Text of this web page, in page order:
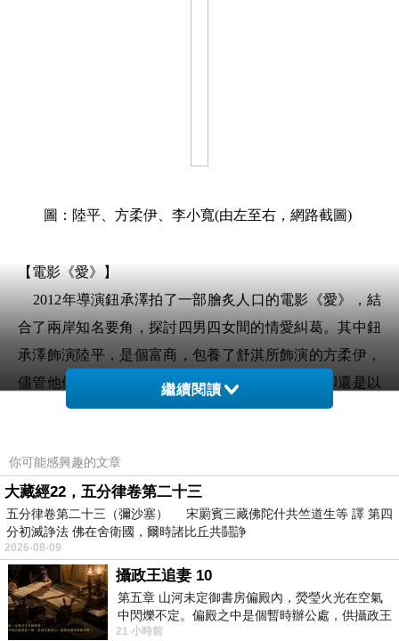
圖：陸平、方柔伊、李小寬(由左至右，網路截圖)
【電影《愛》】
2012年導演鈕承澤拍了一部膾炙人口的電影《愛》，結
合了兩岸知名要角，探討四男四女間的情愛糾葛。其中鈕
承澤飾演陸平，是個富商，包養了舒淇所飾演的方柔伊，
儘管他們兩人一度興起想要結婚的念頭，但最終卻還是以
分手為彼此的關係畫下句點。方柔伊之所以婉拒了陸平的
寬。從物質面來看，李小寬比不上陸平有錢。陸平有錢到
可以給方柔伊開個藝廊，不愁吃穿。但為什麼方柔伊拒絕
了一個可以少奮鬥20年的機會呢？
原因就出在方柔伊意外邂逅了李小寬，發現自己存在的
價值。當她有機會述說自己過去的不堪往事時，李小寬沒
有批判、沒有歧視，他給了對方寬容與體貼，說了一句：
「因為妳心裡很辛苦！」這樣的一句話融化了方柔伊的內
繼續閱讀
你可能感興趣的文章
大藏經22，五分律卷第二十三
五分律卷第二十三（彌沙塞） 宋罽賓三藏佛陀什共竺道生等 譯 第四
分初滅諍法 佛在舍衛國，爾時諸比丘共鬪諍
2026-08-09
攝政王追妻 10
第五章 山河未定御書房偏殿內，熒瑩火光在空氣
中閃爍不定。偏殿之中是個暫時辦公處，供攝政王
於皇宮內廷裡處理公務已然很多年。房內
21 小時前